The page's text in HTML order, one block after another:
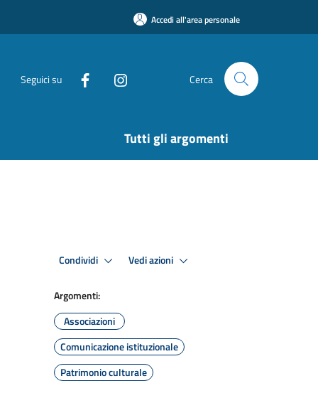
Accedi all'area personale
Seguici su Cerca
Tutti gli argomenti
Condividi Vedi azioni
Argomenti:
Associazioni
Comunicazione istituzionale
Patrimonio culturale